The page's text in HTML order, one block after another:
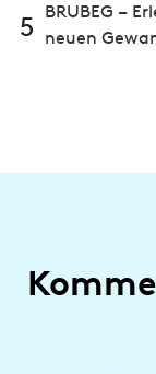
5
BRUBEG –
neuen